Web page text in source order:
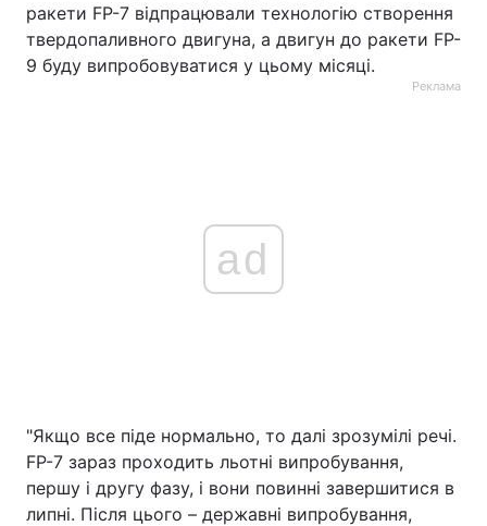
ракети FP-7 відпрацювали технологію створення
твердопаливного двигуна, а двигун до ракети FP-
9 буду випробовуватися у цьому місяці.
Реклама
ad
"Якщо все піде нормально, то далі зрозумілі речі.
FP-7 зараз проходить льотні випробування,
першу і другу фазу, і вони повинні завершитися в
липні. Після цього – державні випробування,